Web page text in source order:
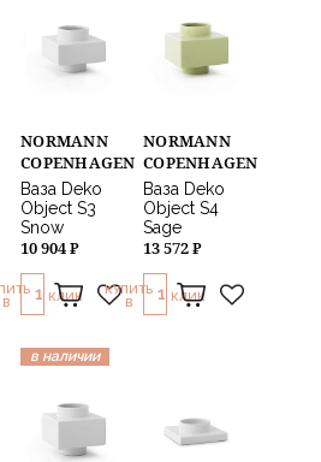
NORMANN
COPENHAGEN
Ваза Deko
Object S3
Snow
10 904 ₽
В
1 КЛИК
NORMANN
COPENHAGEN
Ваза Deko
Object S4
Sage
13 572 ₽
КУПИТЬ
В
1 КЛИК
в наличии